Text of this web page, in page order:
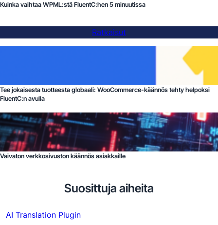
Kuinka vaihtaa WPML:stä FluentC:hen 5 minuutissa
Ratkaisut
Tee jokaisesta tuotteesta globaali: WooCommerce-käännös tehty helpoksi
FluentC:n avulla
Vaivaton verkkosivuston käännös asiakkaille
Suosittuja aiheita
AI Translation Plugin